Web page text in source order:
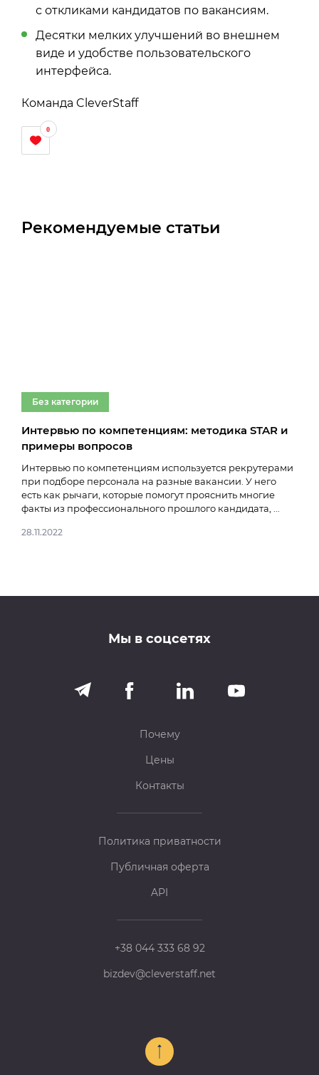
с откликами кандидатов по вакансиям.
Десятки мелких улучшений во внешнем
виде и удобстве пользовательского
интерфейса.
Команда CleverStaff
0
Рекомендуемые статьи
Без категории
Интервью по компетенциям: методика STAR и
примеры вопросов
Интервью по компетенциям используется рекрутерами
при подборе персонала на разные вакансии. У него
есть как рычаги, которые помогут прояснить многие
факты из профессионального прошлого кандидата, ...
28.11.2022
Мы в соцсетях
Почему
Цены
Контакты
Политика приватности
Публичная оферта
API
+38 044 333 68 92
bizdev@cleverstaff.net